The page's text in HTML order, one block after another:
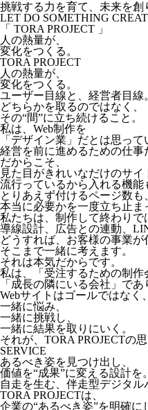
挑戦する力を育て、未来を創
LET DO SOMETHING
「 TORA PROJECT 」
人の熱量が、
変化をつくる。
TORA PROJECT
人の熱量が、
変化をつくる。
ユーザー目線と、経営者目線
どちらかを取るのではなく、
その“間”に立ち続けること。
私は、Web制作を
「デザイン業」だとは思って
経営を前に進めるための仕事
だからこそ、
見た目がきれいなだけのサイ
流行っているから入れる機能
とりあえず付けるページ数も
本当に必要かを一度立ち止ま
私たちは、制作して終わりで
導線設計、広告との連動、
どうすれば、お客様の事業が
そこまで一緒に考えます。
それは本気だからです。
私は、「受注するための制作
「成長の隣にいる会社」であ
Webサイトはゴールではなく
一緒に悩み、
一緒に挑戦し、
一緒に結果を取りにいく。
それが、TORA PROJECTの思
SERVICE
あるべき姿を見つけ出し、
価値を“成果”に変える設計を。
自走を生む、伴走型デジタル
TORA PROJECTは、
企業の“あるべき姿”を明確に